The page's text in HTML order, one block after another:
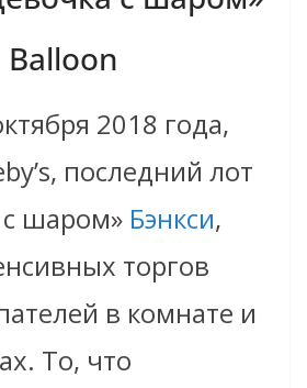
2018 года,
последний лот
шаром» Бэнкси,
торгов
в комнате и
То, что